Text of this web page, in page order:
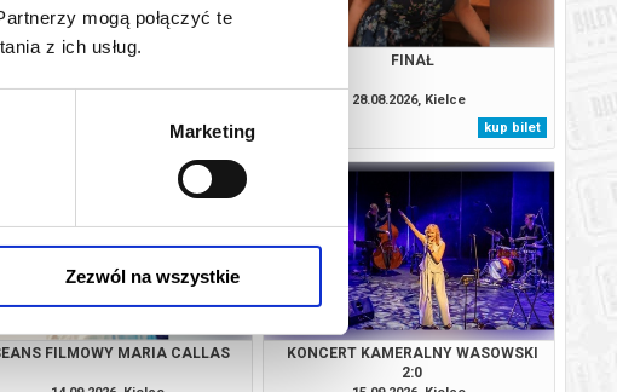
mogą połączyć te
z ich usług.
Marketing
Zezwól na wszystkie
PEŁEN BLASKU DĘTA
kup bilet
FINAŁ
28.08.2026, Kielce
kup bilet
FILMOWY MARIA CALLAS
KONCERT KAMERALNY WASOWSKI
2:0